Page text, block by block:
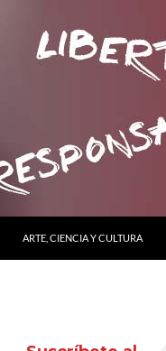
ARTE, CIENCIA Y CULTURA